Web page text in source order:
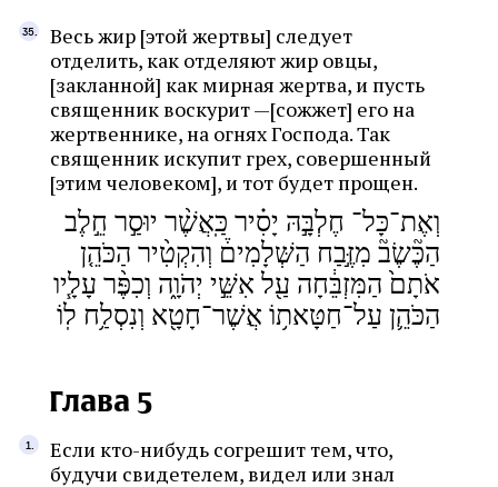
Весь жир [этой жертвы] следует
отделить, как отделяют жир овцы,
[закланной] как мирная жертва, и пусть
священник воскурит —[сожжет] его на
жертвеннике, на огнях Господа. Так
священник искупит грех, совершенный
[этим человеком], и тот будет прощен.
וְאֶת־כָּל־ חֶלְבָּ֣הּ יָסִ֗יר כַּֽאֲשֶׁ֨ר יוּסַ֣ר חֵ֣לֶב
הַכֶּ֘שֶׂב֘ מִזֶּ֣בַח הַשְּׁלָמִים֒ וְהִקְטִ֨יר הַכֹּהֵ֤ן
אֹתָם֙ הַמִּזְבֵּ֔חָה עַ֖ל אִשֵּׁ֣י יְהֹוָ֑ה וְכִפֶּ֨ר עָלָ֧יו
הַכֹּהֵ֛ן עַל־חַטָּאת֥וֹ אֲשֶׁר־חָטָ֖א וְנִסְלַ֥ח לֽוֹ
Глава 5
Если кто-нибудь согрешит тем, что,
будучи свидетелем, видел или знал